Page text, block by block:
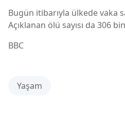
Bugün itibarıyla ülkede vaka
Açıklanan ölü sayısı da 306
BBC
Yaşam